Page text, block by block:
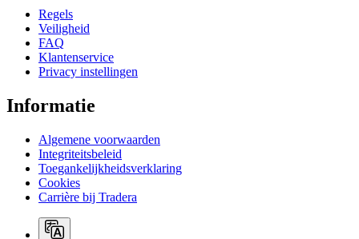
Regels
Veiligheid
FAQ
Klantenservice
Privacy instellingen
Informatie
Algemene voorwaarden
Integriteitsbeleid
Toegankelijkheidsverklaring
Cookies
Carrière bij Tradera